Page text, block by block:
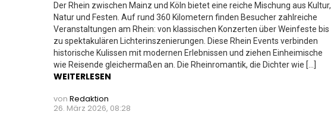
Der Rhein zwischen Mainz und Köln bietet eine reiche Mischung aus Kultur,
Natur und Festen. Auf rund 360 Kilometern finden Besucher zahlreiche
Veranstaltungen am Rhein: von klassischen Konzerten über Weinfeste bis
zu spektakulären Lichterinszenierungen. Diese Rhein Events verbinden
historische Kulissen mit modernen Erlebnissen und ziehen Einheimische
wie Reisende gleichermaßen an. Die Rheinromantik, die Dichter wie […]
WEITERLESEN
von Redaktion
26. März 2026, 08:28